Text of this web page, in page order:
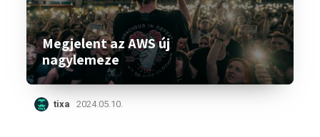
Megjelent az AWS új
nagylemeze
tixa 2024.05.10.